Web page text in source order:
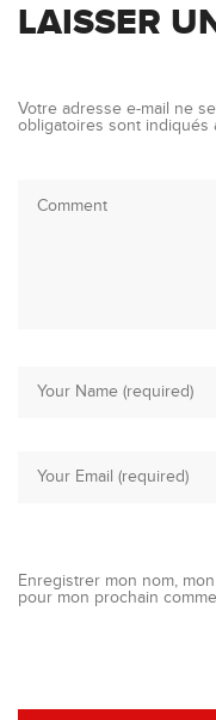
LAISSER
Votre adresse e-mail ne
obligatoires sont indiqués
Enregistrer mon nom,
pour mon prochain